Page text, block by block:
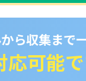
ら収集まで
可能で